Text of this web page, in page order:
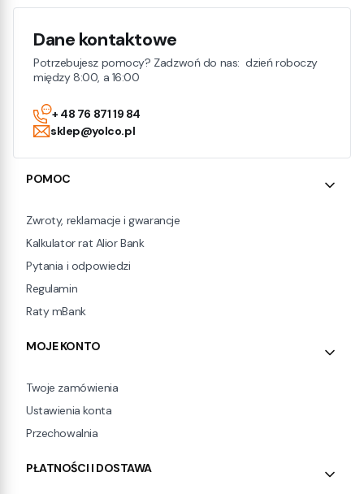
Dane kontaktowe
Potrzebujesz pomocy? Zadzwoń do nas: dzień roboczy
między 8:00, a 16:00
+ 48 76 871 19 84
sklep@yolco.pl
Linki w stopce
POMOC
Zwroty, reklamacje i gwarancje
Kalkulator rat Alior Bank
Pytania i odpowiedzi
Regulamin
Raty mBank
MOJE KONTO
Twoje zamówienia
Ustawienia konta
Przechowalnia
PŁATNOŚCI I DOSTAWA